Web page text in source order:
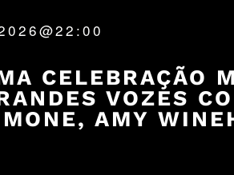
CELEBRAÇÃO
VOZES
AMY